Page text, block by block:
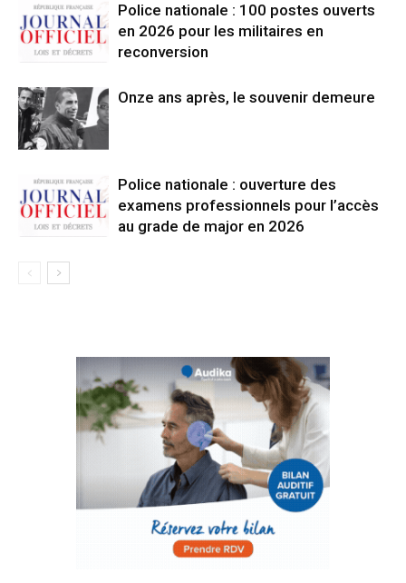
Police nationale : 100 postes ouverts
en 2026 pour les militaires en
reconversion
Onze ans après, le souvenir demeure
Police nationale : ouverture des
examens professionnels pour l’accès
au grade de major en 2026